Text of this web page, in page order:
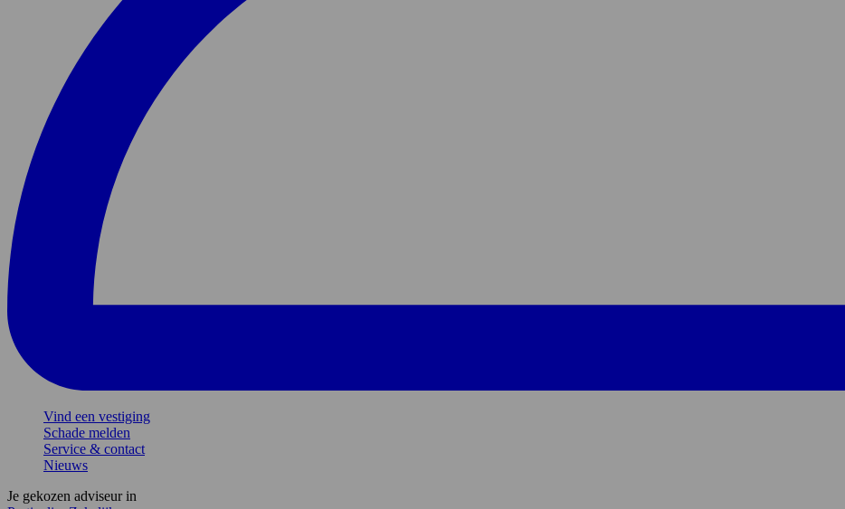
Vind een vestiging
Schade melden
Service & contact
Nieuws
Je gekozen adviseur in